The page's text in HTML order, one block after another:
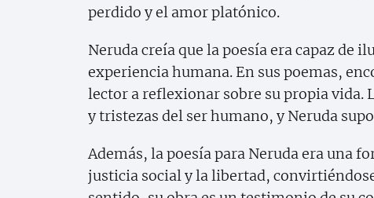
perdido y el amor platónico.
Neruda creía que la poesía era capaz de
experiencia humana. En sus poemas,
lector a reflexionar sobre su propia vida.
y tristezas del ser humano, y Neruda
Además, la poesía para Neruda era una
justicia social y la libertad,